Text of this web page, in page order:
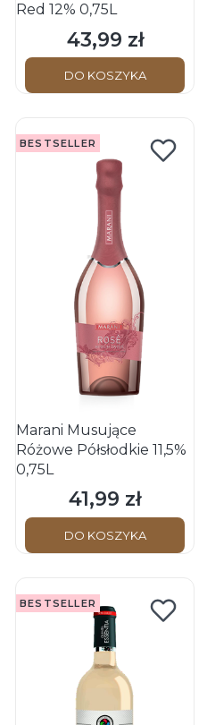
Red 12% 0,75L
Cena
43,99 zł
DO KOSZYKA
BESTSELLER
Marani Musujące
Różowe Półsłodkie 11,5%
0,75L
Cena
41,99 zł
DO KOSZYKA
BESTSELLER